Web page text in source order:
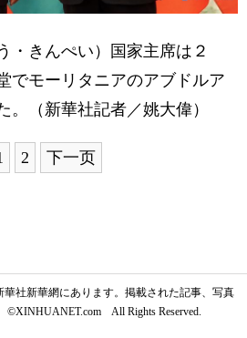
・きんぺい）国家主席は２
でモーリタニアのアブドルア
。（新華社記者／姚大偉）
2 下一页
社新華網にあります。掲載された記事、写真
©XINHUANET.com All Rights Reserved.